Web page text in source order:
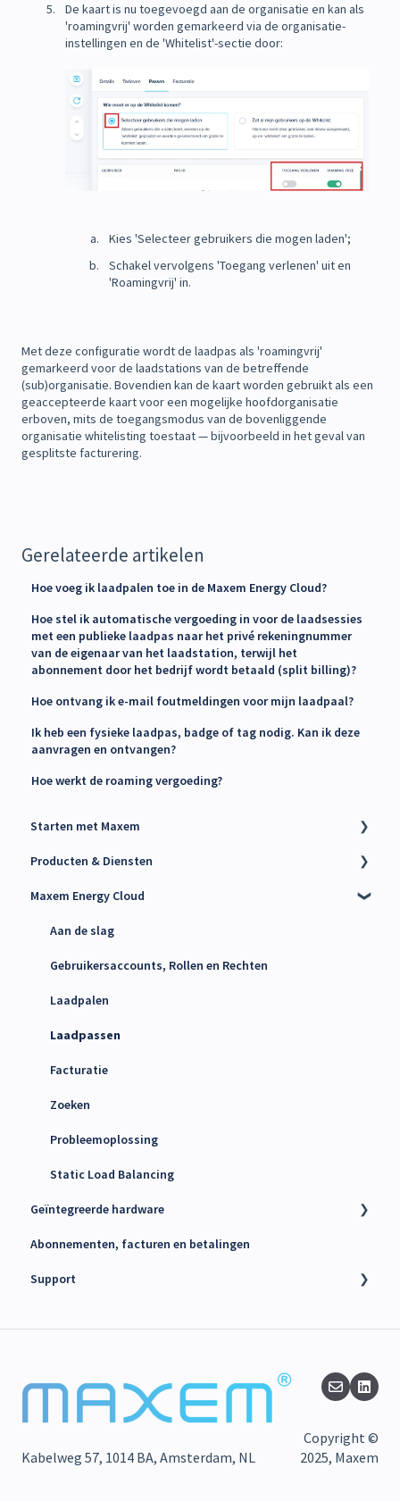
De kaart is nu toegevoegd aan de organisatie en kan als
'roamingvrij' worden gemarkeerd via de organisatie-
instellingen en de 'Whitelist'-sectie door:
Kies 'Selecteer gebruikers die mogen laden';
Schakel vervolgens 'Toegang verlenen' uit en
'Roamingvrij' in.
Met deze configuratie wordt de laadpas als 'roamingvrij'
gemarkeerd voor de laadstations van de betreffende
(sub)organisatie. Bovendien kan de kaart worden gebruikt als een
geaccepteerde kaart voor een mogelijke hoofdorganisatie
erboven, mits de toegangsmodus van de bovenliggende
organisatie whitelisting toestaat — bijvoorbeeld in het geval van
gesplitste facturering.
Gerelateerde artikelen
Hoe voeg ik laadpalen toe in de Maxem Energy Cloud?
Hoe stel ik automatische vergoeding in voor de laadsessies
met een publieke laadpas naar het privé rekeningnummer
van de eigenaar van het laadstation, terwijl het
abonnement door het bedrijf wordt betaald (split billing)?
Hoe ontvang ik e-mail foutmeldingen voor mijn laadpaal?
Ik heb een fysieke laadpas, badge of tag nodig. Kan ik deze
aanvragen en ontvangen?
Hoe werkt de roaming vergoeding?
Starten met Maxem
Contact Maxem Sales
Onboarding
Producten & Diensten
Charge Point Management System (CPMS)
Energy Management System (EMS)
Maxem Energy Controller
4g simkaarten
Maxem Energy Cloud
Aan de slag
Gebruikersaccounts, Rollen en Rechten
Laadpalen
Laadpassen
Facturatie
Zoeken
Probleemoplossing
Static Load Balancing
Geïntegreerde hardware
Laders
kWh Meters
Abonnementen, facturen en betalingen
Support
Release notes
Maxem Nieuws en Updates
Kabelweg 57, 1014 BA, Amsterdam, NL
Copyright ©
2025, Maxem